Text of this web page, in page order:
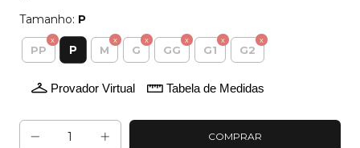
Tamanho: P
PP P M G GG G1 G2
Provador Virtual Tabela de Medidas